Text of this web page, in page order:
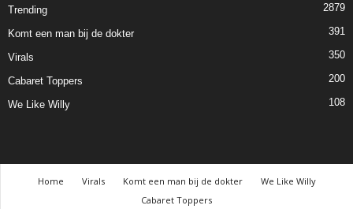
Trending 2879
Komt een man bij de dokter 391
Virals 350
Cabaret Toppers 200
We Like Willy 108
Home Virals Komt een man bij de dokter
We Like Willy
Cabaret Toppers